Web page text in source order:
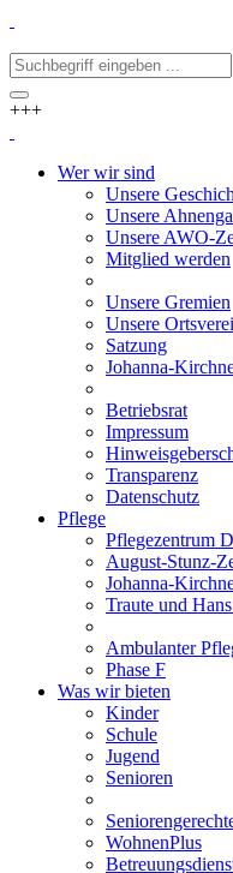
+++
Wer wir sind
Unsere
Unsere
Unsere AWO-
Mitglied werden
Unsere Gremien
Unsere
Satzung
Johanna-
Betriebsrat
Impressum
Transparenz
Datenschutz
Pflege
Pflegezentrum
August-Stunz-
Johanna-
Traute und
Ambulanter
Phase F
Was wir bieten
Kinder
Schule
Jugend
Senioren
WohnenPlus